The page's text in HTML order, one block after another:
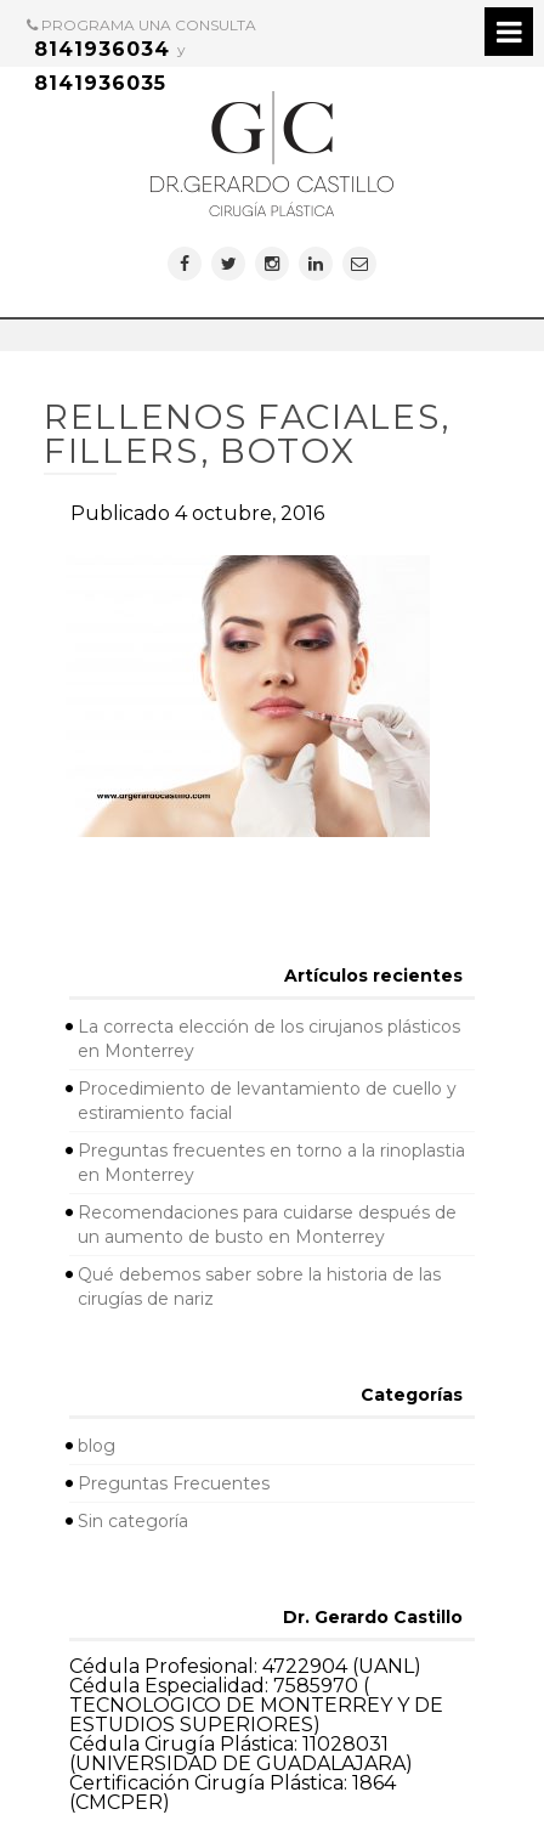
PROGRAMA UNA CONSULTA
8141936034 y
8141936035
RELLENOS FACIALES,
FILLERS, BOTOX
Publicado 4 octubre, 2016
Artículos recientes
La correcta elección de los cirujanos plásticos
en Monterrey
Procedimiento de levantamiento de cuello y
estiramiento facial
Preguntas frecuentes en torno a la rinoplastia
en Monterrey
Recomendaciones para cuidarse después de
un aumento de busto en Monterrey
Qué debemos saber sobre la historia de las
cirugías de nariz
Categorías
blog
Preguntas Frecuentes
Sin categoría
Dr. Gerardo Castillo
Cédula Profesional: 4722904 (UANL)
Cédula Especialidad: 7585970 (
TECNOLOGICO DE MONTERREY Y DE
ESTUDIOS SUPERIORES)
Cédula Cirugía Plástica: 11028031
(UNIVERSIDAD DE GUADALAJARA)
Certificación Cirugía Plástica: 1864
(CMCPER)